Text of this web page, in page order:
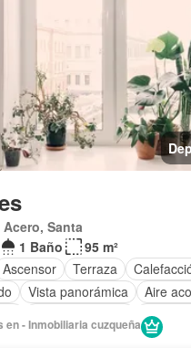
Santa
1 Baño
95 m²
Ascensor Terraza
Vista panorámica
Aire
Gas
Caseta de vigilancia
Alarma
en - Inmobiliaria cuzqueña